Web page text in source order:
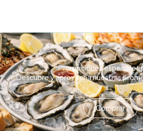
Promociones especiales
Descubreyaprovechanuestras
Comprar